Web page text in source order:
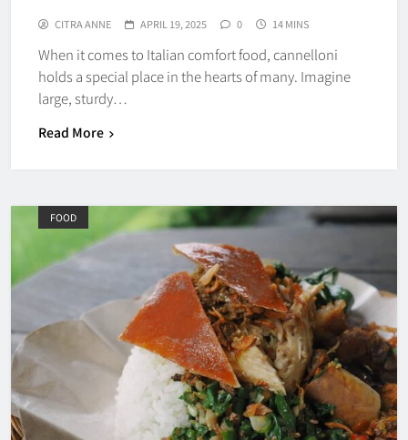
CITRA ANNE APRIL 19, 2025 0 14 MINS
When it comes to Italian comfort food, cannelloni
holds a special place in the hearts of many. Imagine
large, sturdy…
Read More
FOOD